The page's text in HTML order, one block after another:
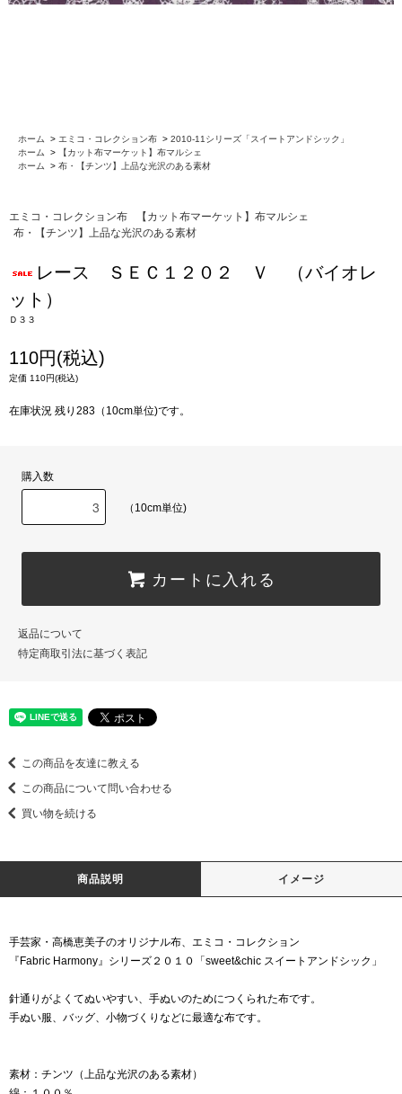
ホーム > エミコ・コレクション布 > 2010-11シリーズ「スイートアンドシック」
ホーム
>
【カット布マーケット】布マルシェ
ホーム
> 布・【チンツ】上品な光沢のある素材
エミコ・コレクション布
【カット布マーケット】布マルシェ
布・【チンツ】上品な光沢のある素材
レース ＳＥＣ１２０２ Ｖ （バイオレ
ット）
Ｄ３３
110円(税込)
定価 110円(税込)
在庫状況 残り283（10cm単位)です。
購入数
（10cm単位)
カートに入れる
返品について
特定商取引法に基づく表記
この商品を友達に教える
この商品について問い合わせる
買い物を続ける
商品説明 イメージ
手芸家・高橋恵美子のオリジナル布、エミコ・コレクション
『Fabric Harmony』シリーズ２０１０「sweet&chic スイートアンドシック」
針通りがよくてぬいやすい、手ぬいのためにつくられた布です。
手ぬい服、バッグ、小物づくりなどに最適な布です。
素材：チンツ（上品な光沢のある素材）